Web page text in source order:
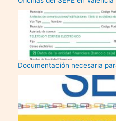
Documentación necesaria